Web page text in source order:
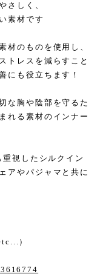
さしく、
素材です
材のものを使用し、
トレスを減らすこと
にも役立ちます！
な胸や陰部を守るた
れる素材のインナー
視したシルクイン
アやパジャマと共に
）